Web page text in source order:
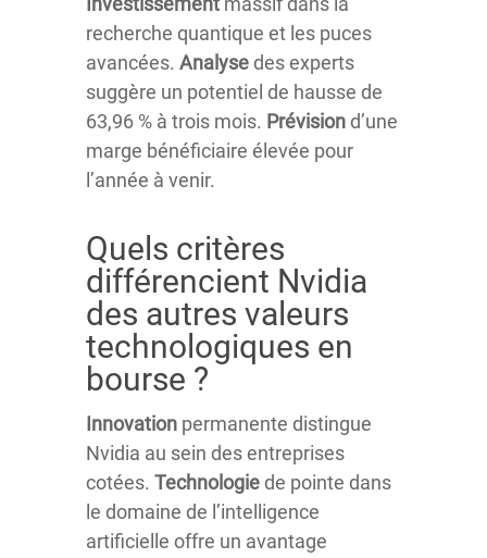
recherche quantique et les puces
avancées. Analyse des experts
suggère un potentiel de hausse de
63,96 % à trois mois. Prévision d’une
marge bénéficiaire élevée pour
l’année à venir.
Quels critères
différencient Nvidia
des autres valeurs
technologiques en
bourse ?
Innovation permanente distingue
Nvidia au sein des entreprises
cotées. Technologie de pointe dans
le domaine de l’intelligence
artificielle offre un avantage